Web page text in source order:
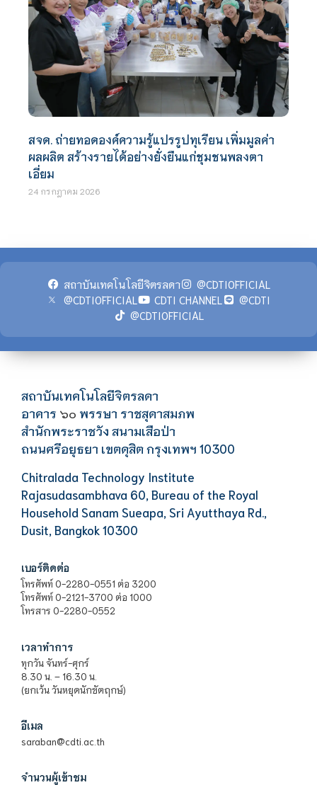
สจด. ถ่ายทอดองค์ความรู้แปรรูปทุเรียน เพิ่มมูลค่า
ผลผลิต สร้างรายได้อย่างยั่งยืนแก่ชุมชนพลงตา
เอี่ยม
24 กรกฎาคม 2026
สถาบันเทคโนโลยีจิตรลดา
@CDTIOFFICIAL
@CDTIOFFICIAL
CDTI CHANNEL
@CDTI
@CDTIOFFICIAL
สถาบันเทคโนโลยีจิตรลดา
อาคาร ๖๐ พรรษา ราชสุดาสมภพ
สำนักพระราชวัง สนามเสือป่า
ถนนศรีอยุธยา เขตดุสิต กรุงเทพฯ 10300
Chitralada Technology Institute
Rajasudasambhava 60, Bureau of the Royal
Household Sanam Sueapa, Sri Ayutthaya Rd.,
Dusit, Bangkok 10300
เบอร์ติดต่อ
โทรศัพท์ 0-2280-0551 ต่อ 3200
โทรศัพท์ 0-2121-3700 ต่อ 1000
โทรสาร 0-2280-0552
เวลาทำการ
ทุกวัน จันทร์-ศุกร์
8.30 น. – 16.30 น.
(ยกเว้น วันหยุดนักขัตฤกษ์)
อีเมล
saraban@cdti.ac.th
จำนวนผู้เข้าชม